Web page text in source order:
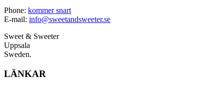
Phone: kommer snart
E-mail: info@sweetandsweeter.se
Sweet & Sweeter
Uppsala
Sweden.
LÄNKAR